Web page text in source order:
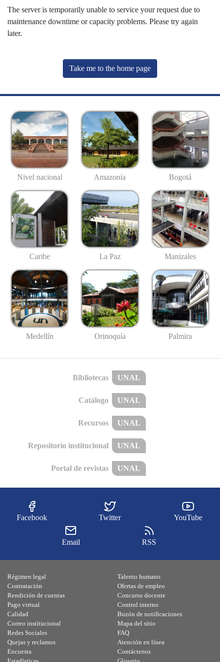
The server is temporarily unable to service your request due to
maintenance downtime or capacity problems. Please try again
later.
Take me to the home page
Nivel nacional Amazonía Bogotá
Caribe La Paz Manizales
Medellín Orinoquía Palmira
Bibliotecas UNAL
Catálogo UNAL
Recursos UNAL
Repositorio institucional UNAL
Portal de revistas UNAL
Facebook Twitter YouTube
Email RSS
Régimen legal
Contratación
Rendición de cuentas
Pago virtual
Calidad
Talento humano
Ofertas de empleo
Concurso docente
Control interno
Buzón de notificaciones
Correo institucional
Redes Sociales
Quejas y reclamos
Encuesta
Mapa del sitio
FAQ
Atención en línea
Contáctenos